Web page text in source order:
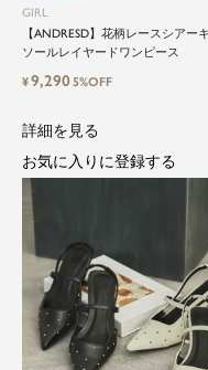
GIRL
【ANDRESD】花柄レースシアー
ソールレイヤードワンピース
¥9,2905%OFF
詳細を見る
お気に入りに登録する